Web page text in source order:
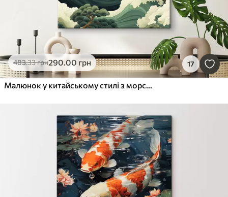
483.33грн290.00 грн 17
Малюнок у китайському стилі з морськими хвилями та соснами